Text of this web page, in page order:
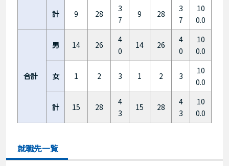
計 9 28
3
7
9 28
3
7
10
0.0
合計
男 14 26
4
0
14 26
4
0
10
0.0
女 1 2 3 1 2 3
10
0.0
計 15 28
4
3
15 28
4
3
10
0.0
就職先一覧